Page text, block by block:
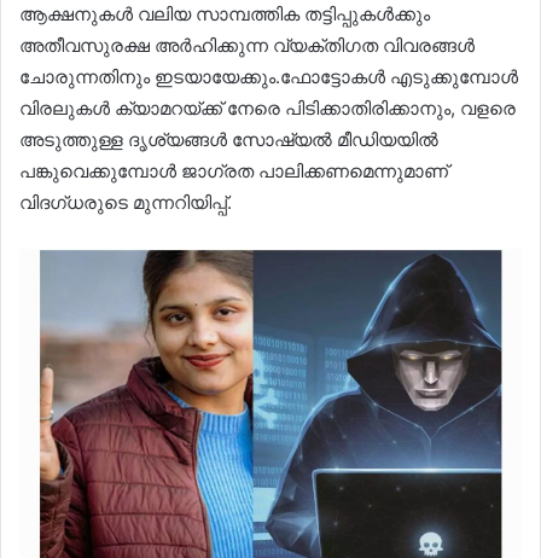
ആക്ഷനുകൾ വലിയ സാമ്പത്തിക തട്ടിപ്പുകൾക്കും
അതീവസുരക്ഷ അർഹിക്കുന്ന വ്യക്തിഗത വിവരങ്ങൾ
ചോരുന്നതിനും ഇടയായേക്കും.​ഫോട്ടോകൾ എടുക്കുമ്പോൾ
വിരലുകൾ ക്യാമറയ്ക്ക് നേരെ പിടിക്കാതിരിക്കാനും, വളരെ
അടുത്തുള്ള ദൃശ്യങ്ങൾ സോഷ്യൽ മീഡിയയിൽ
പങ്കുവെക്കുമ്പോൾ ജാഗ്രത പാലിക്കണമെന്നുമാണ്
വിദഗ്ധരുടെ മുന്നറിയിപ്പ്.